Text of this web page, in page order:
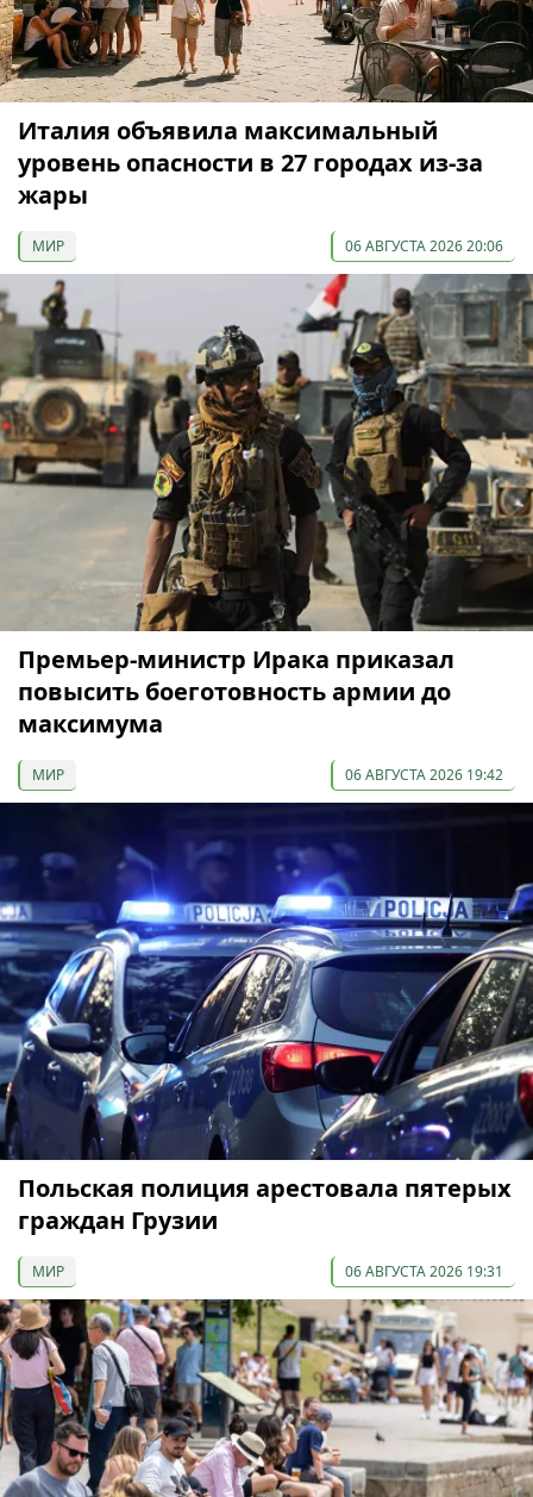
Италия объявила максимальный
уровень опасности в 27 городах из-за
жары
МИР 06 АВГУСТА 2026 20:06
Премьер-министр Ирака приказал
повысить боеготовность армии до
максимума
МИР 06 АВГУСТА 2026 19:42
Польская полиция арестовала пятерых
граждан Грузии
МИР 06 АВГУСТА 2026 19:31